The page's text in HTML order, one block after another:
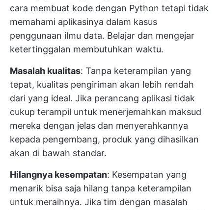
cara membuat kode dengan Python tetapi tidak
memahami aplikasinya dalam kasus
penggunaan ilmu data. Belajar dan mengejar
ketertinggalan membutuhkan waktu.
Masalah kualitas: Tanpa keterampilan yang
tepat, kualitas pengiriman akan lebih rendah
dari yang ideal. Jika perancang aplikasi tidak
cukup terampil untuk menerjemahkan maksud
mereka dengan jelas dan menyerahkannya
kepada pengembang, produk yang dihasilkan
akan di bawah standar.
Hilangnya kesempatan: Kesempatan yang
menarik bisa saja hilang tanpa keterampilan
untuk meraihnya. Jika tim dengan masalah